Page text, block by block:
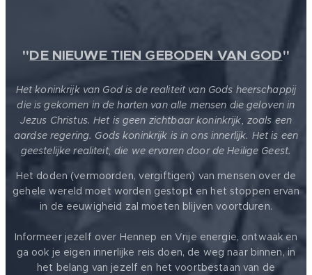
"DE NIEUWE TIEN GEBODEN VAN GOD"
Het koninkrijk van God is de realiteit van Gods heerschappij
die is gekomen in de harten van alle mensen die geloven in
Jezus Christus. Het is geen zichtbaar koninkrijk, zoals een
aardse regering. Gods koninkrijk is in ons innerlijk. Het is een
geestelijke realiteit, die we ervaren door de Heilige Geest.
Het doden (vermoorden, vergiftigen) van mensen over de
gehele wereld moet worden gestopt en het stoppen ervan
in de eeuwigheid zal moeten blijven voortduren.
Informeer jezelf over Hennep en Vrije energie, ontwaak en
ga ook je eigen innerlijke reis doen, de weg naar binnen, in
het belang van jezelf en het voortbestaan van de